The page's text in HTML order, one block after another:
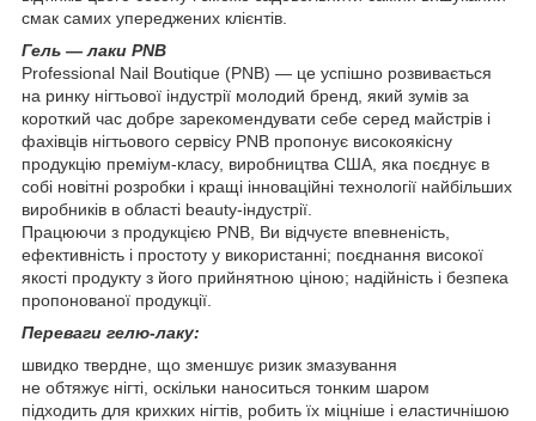
смак самих упереджених клієнтів.
Гель ― лаки PNB
Professional Nail Boutique (PNB) — це успішно розвивається
на ринку нігтьової індустрії молодий бренд, який зумів за
короткий час добре зарекомендувати себе серед майстрів і
фахівців нігтьового сервісу PNB пропонує високоякісну
продукцію преміум-класу, виробництва США, яка поєднує в
собі новітні розробки і кращі інноваційні технології найбільших
виробників в області beauty-індустрії.
Працюючи з продукцією PNB, Ви відчуєте впевненість,
ефективність і простоту у використанні; поєднання високої
якості продукту з його прийнятною ціною; надійність і безпека
пропонованої продукції.
Переваги гелю-лаку:
швидко твердне, що зменшує ризик змазування
не обтяжує нігті, оскільки наноситься тонким шаром
підходить для крихких нігтів, робить їх міцніше і еластичнішою